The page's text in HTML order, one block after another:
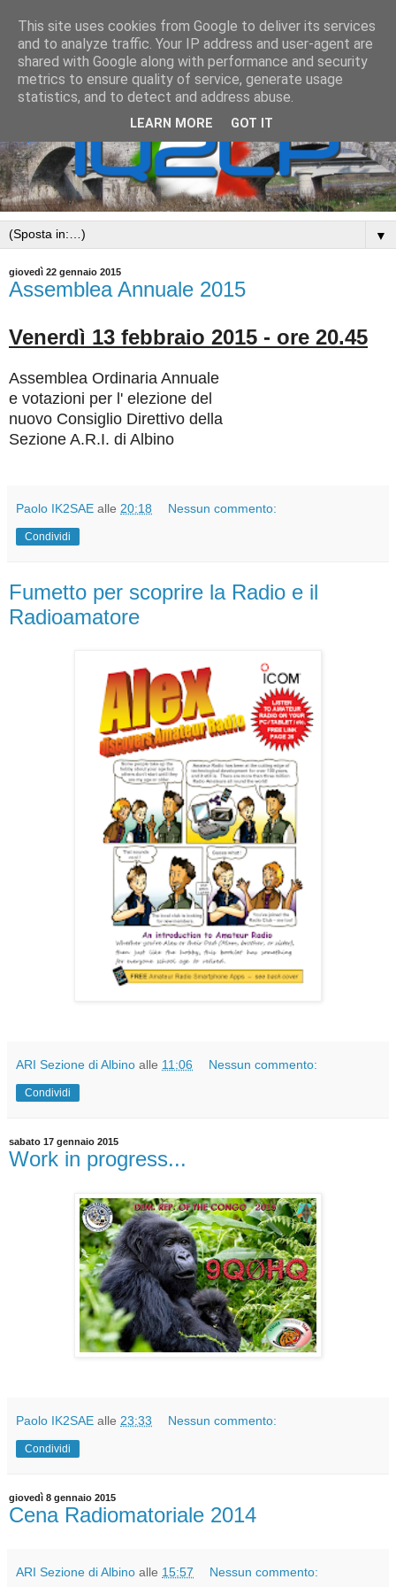
▼
giovedì 22 gennaio 2015
Assemblea Annuale 2015
Venerdì 13 febbraio 2015 - ore 20.45
Assemblea Ordinaria Annuale
e votazioni per l' elezione del
nuovo Consiglio Direttivo della
Sezione A.R.I. di Albino
Paolo IK2SAE alle 20:18 Nessun commento:
Condividi
Fumetto per scoprire la Radio e il
Radioamatore
ARI Sezione di Albino alle 11:06 Nessun commento:
Condividi
sabato 17 gennaio 2015
Work in progress...
Paolo IK2SAE alle 23:33 Nessun commento:
Condividi
giovedì 8 gennaio 2015
Cena Radiomatoriale 2014
ARI Sezione di Albino alle 15:57 Nessun commento:
This site uses cookies from Google to deliver its services
and to analyze traffic. Your IP address and user-agent are
shared with Google along with performance and security
metrics to ensure quality of service, generate usage
statistics, and to detect and address abuse.
LEARN MORE GOT IT